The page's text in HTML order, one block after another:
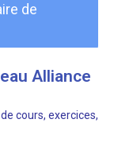
de
Alliance
cours, exercices,